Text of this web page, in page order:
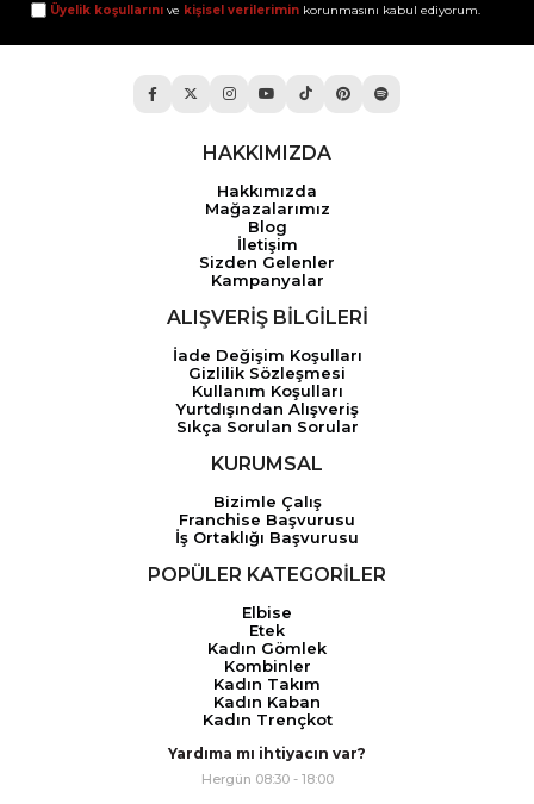
Üyelik koşullarını ve kişisel verilerimin korunmasını kabul ediyorum.
HAKKIMIZDA
Hakkımızda
Mağazalarımız
Blog
İletişim
Sizden Gelenler
Kampanyalar
ALIŞVERİŞ BİLGİLERİ
İade Değişim Koşulları
Gizlilik Sözleşmesi
Kullanım Koşulları
Yurtdışından Alışveriş
Sıkça Sorulan Sorular
KURUMSAL
Bizimle Çalış
Franchise Başvurusu
İş Ortaklığı Başvurusu
POPÜLER KATEGORİLER
Elbise
Etek
Kadın Gömlek
Kombinler
Kadın Takım
Kadın Kaban
Kadın Trençkot
Yardıma mı ihtiyacın var?
Hergün 08:30 - 18:00